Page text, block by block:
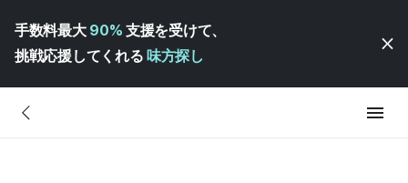
手数料最大 90% 支援を受けて、
挑戦応援してくれる 味方探し